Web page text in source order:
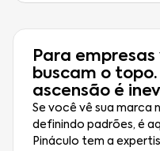
Para
buscam o
ascensão é
Se você vê sua marca
definindo padrões, é
Pináculo tem a